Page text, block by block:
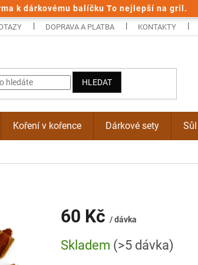
k dárkovému balíčku To nejlepší na gril.
DOPRAVA A PLATBA KONTAKTY
HLEDAT
Koření v kořence Dárkové sety Sůl
60 Kč / dávka
cena:
Skladem (>5 dávka)